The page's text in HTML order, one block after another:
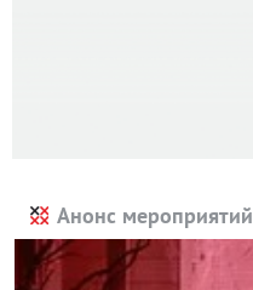
Анонс мероприятий